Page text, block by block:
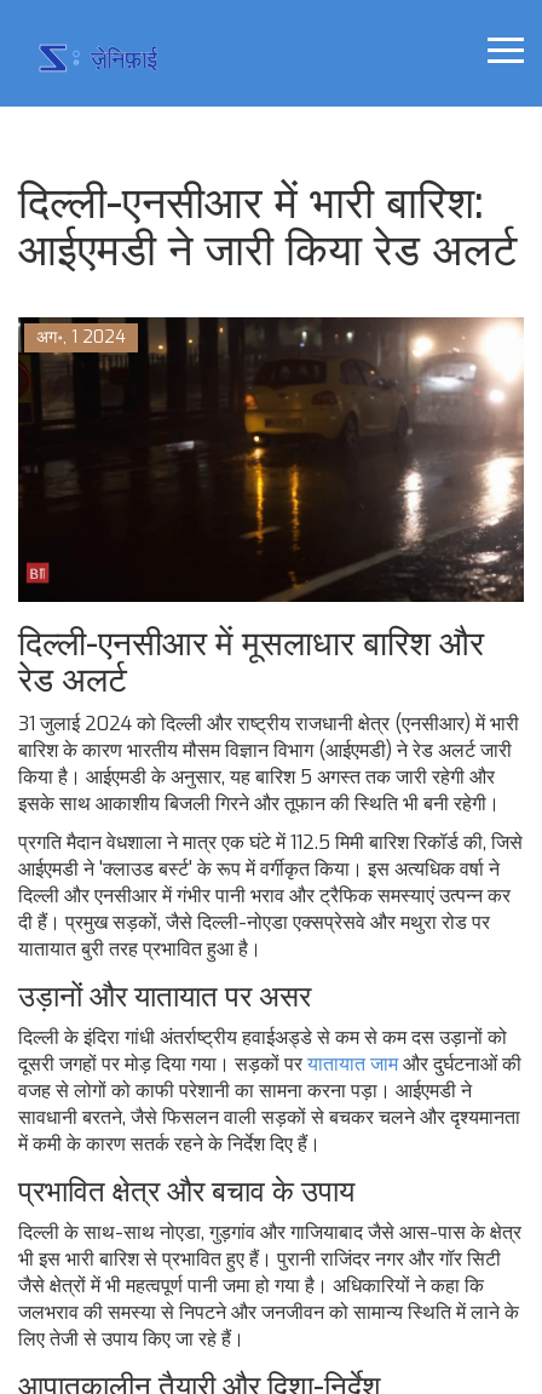
दिल्ली-एनसीआर में भारी बारिश:
आईएमडी ने जारी किया रेड अलर्ट
अग॰, 1 2024
दिल्ली-एनसीआर में मूसलाधार बारिश और
रेड अलर्ट
31 जुलाई 2024 को दिल्ली और राष्ट्रीय राजधानी क्षेत्र (एनसीआर) में भारी
बारिश के कारण भारतीय मौसम विज्ञान विभाग (आईएमडी) ने रेड अलर्ट जारी
किया है। आईएमडी के अनुसार, यह बारिश 5 अगस्त तक जारी रहेगी और
इसके साथ आकाशीय बिजली गिरने और तूफान की स्थिति भी बनी रहेगी।
प्रगति मैदान वेधशाला ने मात्र एक घंटे में 112.5 मिमी बारिश रिकॉर्ड की, जिसे
आईएमडी ने 'क्लाउड बर्स्ट' के रूप में वर्गीकृत किया। इस अत्यधिक वर्षा ने
दिल्ली और एनसीआर में गंभीर पानी भराव और ट्रैफिक समस्याएं उत्पन्न कर
दी हैं। प्रमुख सड़कों, जैसे दिल्ली-नोएडा एक्सप्रेसवे और मथुरा रोड पर
यातायात बुरी तरह प्रभावित हुआ है।
उड़ानों और यातायात पर असर
दिल्ली के इंदिरा गांधी अंतर्राष्ट्रीय हवाईअड्डे से कम से कम दस उड़ानों को
दूसरी जगहों पर मोड़ दिया गया। सड़कों परयातायात जामऔर दुर्घटनाओं की
वजह से लोगों को काफी परेशानी का सामना करना पड़ा। आईएमडी ने
सावधानी बरतने, जैसे फिसलन वाली सड़कों से बचकर चलने और दृश्यमानता
में कमी के कारण सतर्क रहने के निर्देश दिए हैं।
प्रभावित क्षेत्र और बचाव के उपाय
दिल्ली के साथ-साथ नोएडा, गुड़गांव और गाजियाबाद जैसे आस-पास के क्षेत्र
भी इस भारी बारिश से प्रभावित हुए हैं। पुरानी राजिंदर नगर और गॉर सिटी
जैसे क्षेत्रों में भी महत्वपूर्ण पानी जमा हो गया है। अधिकारियों ने कहा कि
जलभराव की समस्या से निपटने और जनजीवन को सामान्य स्थिति में लाने के
लिए तेजी से उपाय किए जा रहे हैं।